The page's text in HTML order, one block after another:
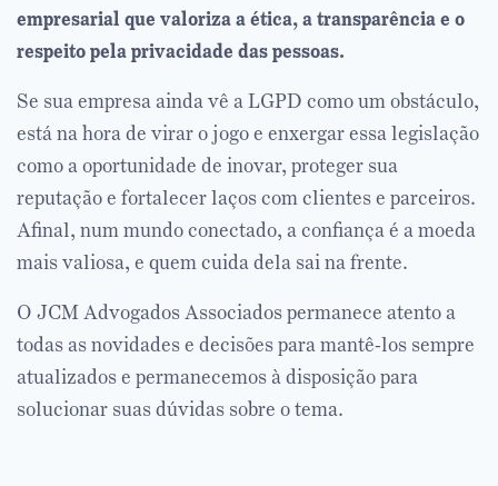
empresarial que valoriza a ética, a transparência e o
respeito pela privacidade das pessoas.
Se sua empresa ainda vê a LGPD como um obstáculo,
está na hora de virar o jogo e enxergar essa legislação
como a oportunidade de inovar, proteger sua
reputação e fortalecer laços com clientes e parceiros.
Afinal, num mundo conectado, a confiança é a moeda
mais valiosa, e quem cuida dela sai na frente.
O JCM Advogados Associados permanece atento a
todas as novidades e decisões para mantê-los sempre
atualizados e permanecemos à disposição para
solucionar suas dúvidas sobre o tema.